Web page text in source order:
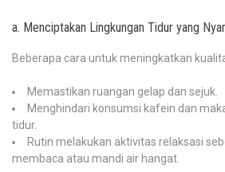
a. Menciptakan Lingkungan Tidur yang
Beberapa cara untuk meningkatkan
Memastikan ruangan gelap dan sejuk.
Menghindari konsumsi kafein dan
tidur.
Rutin melakukan aktivitas relaksasi
membaca atau mandi air hangat.